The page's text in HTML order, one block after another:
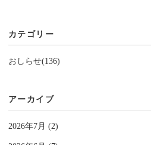
カテゴリー
おしらせ(136)
アーカイブ
2026年7月 (2)